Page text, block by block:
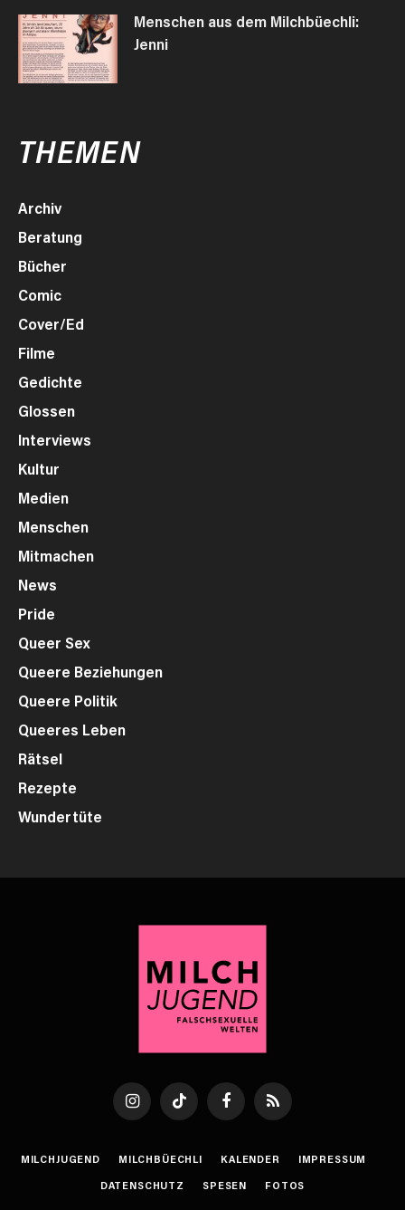
Menschen aus dem Milchbüechli:
Jenni
THEMEN
Archiv
Beratung
Bücher
Comic
Cover/Ed
Filme
Gedichte
Glossen
Interviews
Kultur
Medien
Menschen
Mitmachen
News
Pride
Queer Sex
Queere Beziehungen
Queere Politik
Queeres Leben
Rätsel
Rezepte
Wundertüte
InstagramTikTok FacebookRSS
MILCHJUGEND MILCHBÜECHLI KALENDER
IMPRESSUM
DATENSCHUTZ
SPESEN FOTOS